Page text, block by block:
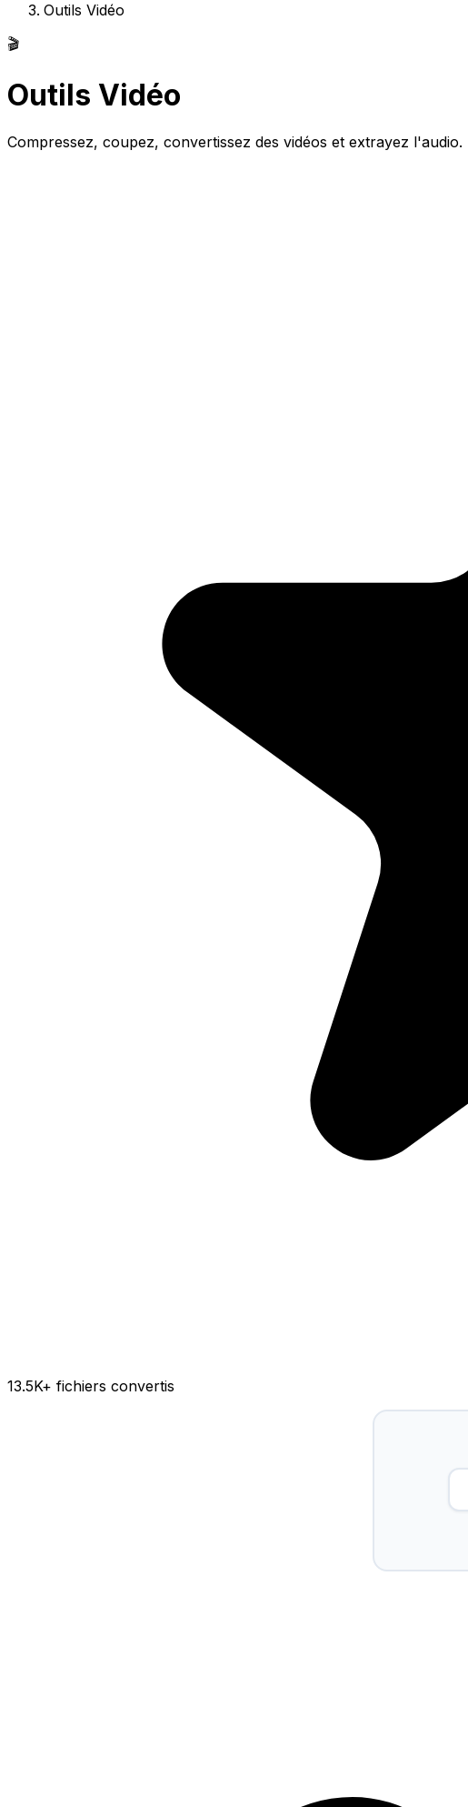
Outils Vidéo
🎬
Outils Vidéo
Compressez, coupez, convertissez des vidéos et extrayez l'audio.
13.5K+ fichiers convertis